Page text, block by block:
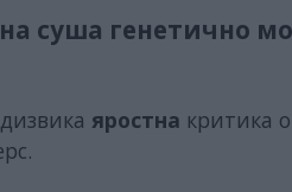
суша генетично
яростна критика